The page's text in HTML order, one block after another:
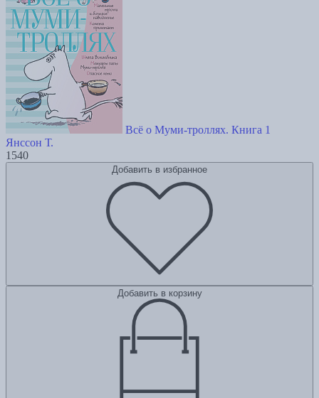
Всё о Муми-троллях. Книга 1
Янссон Т.
1540
Добавить в избранное
Добавить в корзину